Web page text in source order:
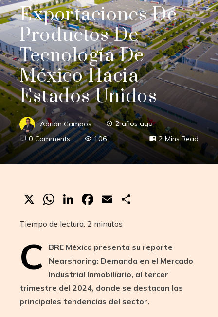
Exportaciones De
Productos De
Tecnología De
México Hacia
Estados Unidos
Adrián Campos
2 años ago
0 Comments
106 2 Mins Read
X WhatsApp
LinkedIn
Facebook
Email
Tiempo de lectura: 2 minutos
C
BRE México presenta su reporte
Nearshoring: Demanda en el Mercado
Industrial Inmobiliario, al tercer
trimestre del 2024, donde se destacan las
principales tendencias del sector.